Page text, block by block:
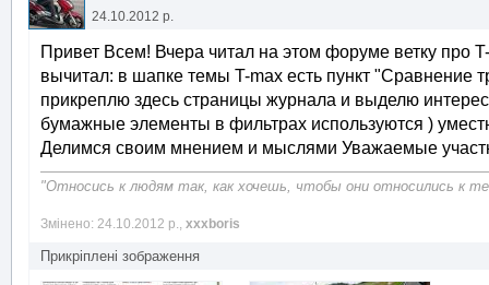
24.10.2012 р.
Привет Всем! Вчера читал на этом форуме ветку про
вычитал: в шапке темы T-max есть пункт "Сравнение
прикреплю здесь страницы журнала и выделю
бумажные элементы в фильтрах используются )
Делимся своим мнением и мыслями Уважаемые
"Относись к людям так, как хочешь, чтобы они относились к
Змінено: 24.10.2012 р., xxxboris
Прикріплені зображення